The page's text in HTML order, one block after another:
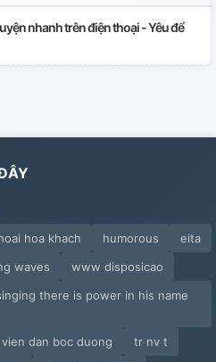
nhanh trên điện thoại - Yêu để
hoa khach
humorous
eita
waves
www disposicao
there is power in his name
vien dan boc duong
tr nv t